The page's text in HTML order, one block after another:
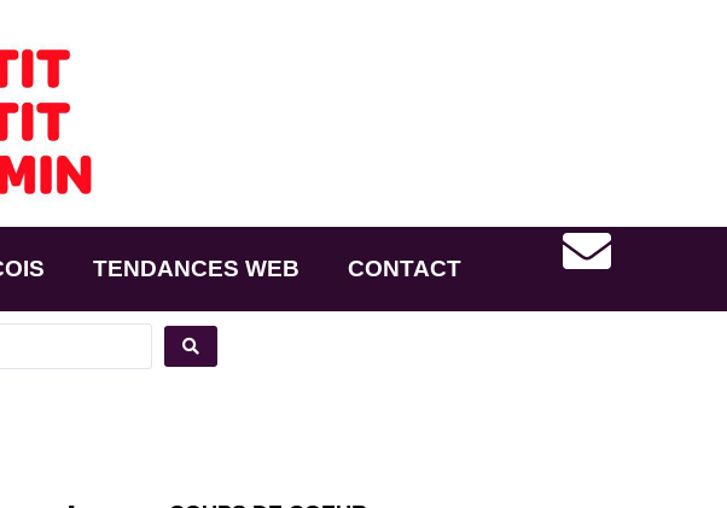
TENDANCES WEB CONTACT